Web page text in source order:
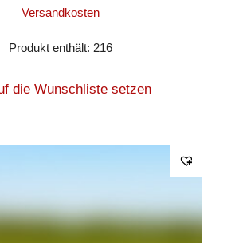
Versandkosten
Produkt enthält: 216
die Wunschliste setzen